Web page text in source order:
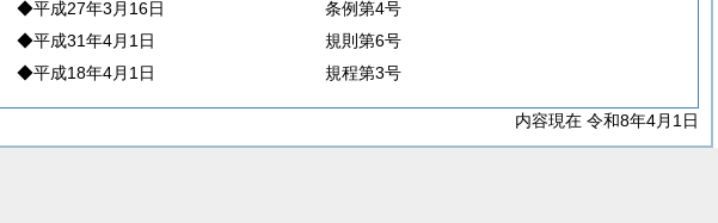
◆平成27年3月16日
条例第4号
◆平成31年4月1日
規則第6号
◆平成18年4月1日 規程第3号
内容現在 令和8年4月1日